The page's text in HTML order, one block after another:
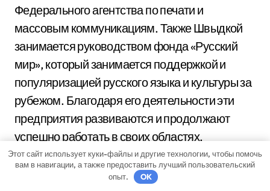
Федерального агентства по печати и
массовым коммуникациям. Также Швыдкой
занимается руководством фонда «Русский
мир», который занимается поддержкой и
популяризацией русского языка и культуры за
рубежом. Благодаря его деятельности эти
предприятия развиваются и продолжают
успешно работать в своих областях.
Этот сайт использует куки-файлы и другие технологии, чтобы помочь
вам в навигации, а также предоставить лучший пользовательский
опыт.
OK